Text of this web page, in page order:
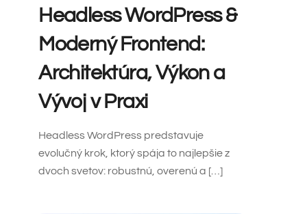
Headless WordPress &
Moderný Frontend:
Architektúra, Výkon a
Vývoj v Praxi
Headless WordPress predstavuje
evolučný krok, ktorý spája to najlepšie z
dvoch svetov: robustnú, overenú a […]